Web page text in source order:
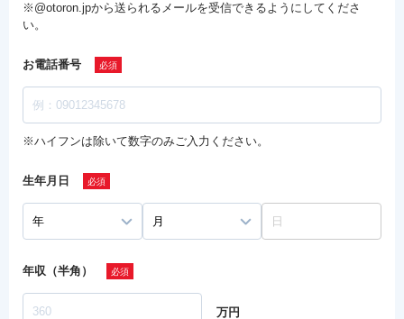
※@otoron.jpから送られるメールを受信できるようにしてくださ
い。
お電話番号
※ハイフンは除いて数字のみご入力ください。
生年月日
年収（半角）
万円